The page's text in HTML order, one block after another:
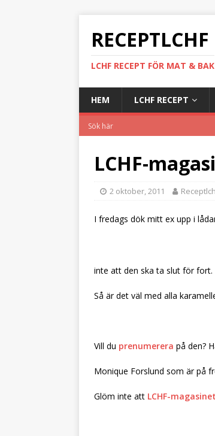
RECEPTLCHF
LCHF RECEPT FÖR MAT & BAK
HEM LCHF RECEPT
LCHF-
2 oktober, 2011
I fredags dök mitt ex upp i
inte att den ska ta slut för fort.
Så är det väl med alla
Vill du prenumerera på den?
Monique Forslund som är på
Glöm inte att LCHF-